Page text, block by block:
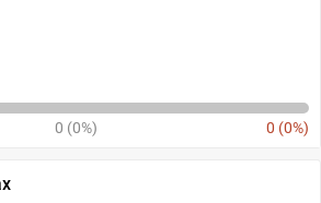
0 (0%) 0 (0%)